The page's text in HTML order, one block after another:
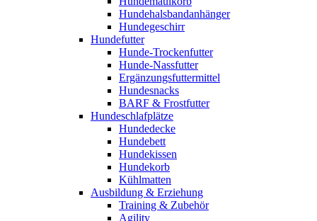
Hundehalsbandanhänger
Hundegeschirr
Hundefutter
Hunde-Trockenfutter
Hunde-Nassfutter
Ergänzungsfuttermittel
Hundesnacks
BARF & Frostfutter
Hundeschlafplätze
Hundedecke
Hundebett
Hundekissen
Hundekorb
Kühlmatten
Ausbildung & Erziehung
Training & Zubehör
Agility